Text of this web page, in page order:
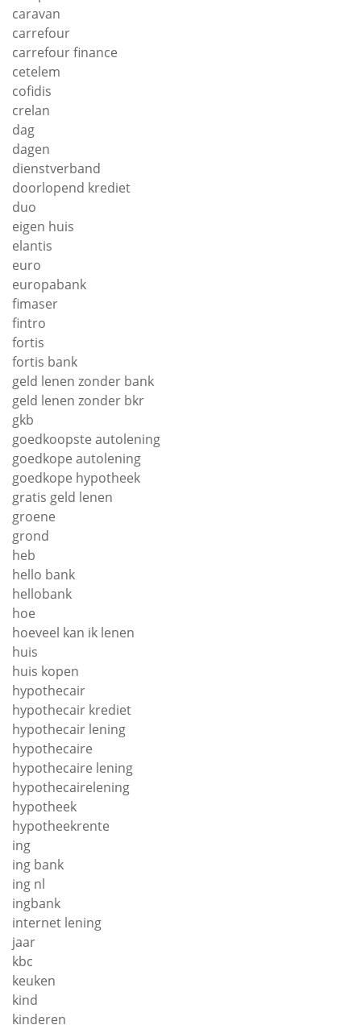
caravan
carrefour
carrefour finance
cetelem
cofidis
crelan
dag
dagen
dienstverband
doorlopend krediet
duo
eigen huis
elantis
euro
europabank
fimaser
fintro
fortis
fortis bank
geld lenen zonder bank
geld lenen zonder bkr
gkb
goedkoopste autolening
goedkope autolening
goedkope hypotheek
gratis geld lenen
groene
grond
heb
hello bank
hellobank
hoe
hoeveel kan ik lenen
huis
huis kopen
hypothecair
hypothecair krediet
hypothecair lening
hypothecaire
hypothecaire lening
hypothecairelening
hypotheek
hypotheekrente
ing
ing bank
ing nl
ingbank
internet lening
jaar
kbc
keuken
kind
kinderen